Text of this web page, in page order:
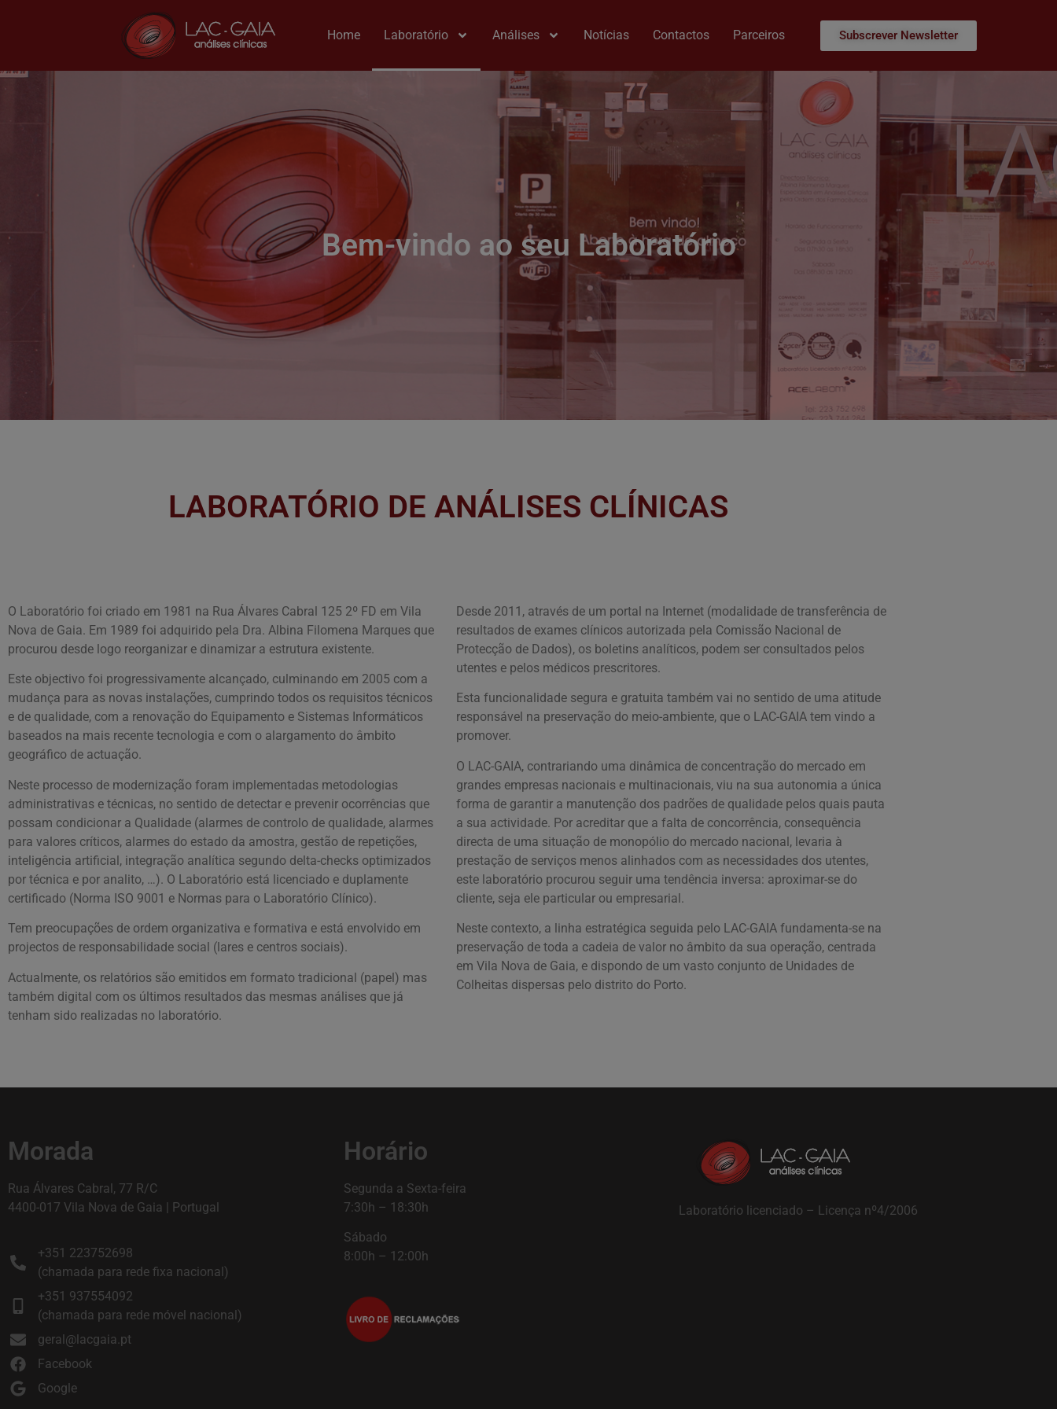
Home Laboratório Análises Notícias Contactos Parceiros Subscrever Newsletter
Bem-vindo ao seu Laboratório
LABORATÓRIO DE ANÁLISES CLÍNICAS
O Laboratório foi criado em 1981 na Rua Álvares Cabral 125 2º FD em Vila
Nova de Gaia. Em 1989 foi adquirido pela Dra. Albina Filomena Marques que
procurou desde logo reorganizar e dinamizar a estrutura existente.
Este objectivo foi progressivamente alcançado, culminando em 2005 com a
mudança para as novas instalações, cumprindo todos os requisitos técnicos
e de qualidade, com a renovação do Equipamento e Sistemas Informáticos
baseados na mais recente tecnologia e com o alargamento do âmbito
geográfico de actuação.
Neste processo de modernização foram implementadas metodologias
administrativas e técnicas, no sentido de detectar e prevenir ocorrências que
possam condicionar a Qualidade (alarmes de controlo de qualidade, alarmes
para valores críticos, alarmes do estado da amostra, gestão de repetições,
inteligência artificial, integração analítica segundo delta-checks optimizados
por técnica e por analito, …). O Laboratório está licenciado e duplamente
certificado (Norma ISO 9001 e Normas para o Laboratório Clínico).
Tem preocupações de ordem organizativa e formativa e está envolvido em
projectos de responsabilidade social (lares e centros sociais).
Actualmente, os relatórios são emitidos em formato tradicional (papel) mas
também digital com os últimos resultados das mesmas análises que já
tenham sido realizadas no laboratório.
Desde 2011, através de um portal na Internet (modalidade de transferência de
resultados de exames clínicos autorizada pela Comissão Nacional de
Protecção de Dados), os boletins analíticos, podem ser consultados pelos
utentes e pelos médicos prescritores.
Esta funcionalidade segura e gratuita também vai no sentido de uma atitude
responsável na preservação do meio-ambiente, que o LAC-GAIA tem vindo a
promover.
O LAC-GAIA, contrariando uma dinâmica de concentração do mercado em
grandes empresas nacionais e multinacionais, viu na sua autonomia a única
forma de garantir a manutenção dos padrões de qualidade pelos quais pauta
a sua actividade. Por acreditar que a falta de concorrência, consequência
directa de uma situação de monopólio do mercado nacional, levaria à
prestação de serviços menos alinhados com as necessidades dos utentes,
este laboratório procurou seguir uma tendência inversa: aproximar-se do
cliente, seja ele particular ou empresarial.
Neste contexto, a linha estratégica seguida pelo LAC-GAIA fundamenta-se na
preservação de toda a cadeia de valor no âmbito da sua operação, centrada
em Vila Nova de Gaia, e dispondo de um vasto conjunto de Unidades de
Colheitas dispersas pelo distrito do Porto.
Morada
Rua Álvares Cabral, 77 R/C
4400-017 Vila Nova de Gaia | Portugal
+351 223752698
(chamada para rede fixa nacional)
+351 937554092
(chamada para rede móvel nacional)
geral@lacgaia.pt
Facebook
Google
Horário
Segunda a Sexta-feira
7:30h – 18:30h
Sábado
8:00h – 12:00h
Laboratório licenciado – Licença nº4/2006